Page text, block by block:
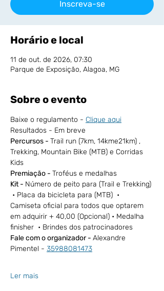
Inscreva-se
Horário e local
11 de out. de 2026, 07:30
Parque de Exposição, Alagoa, MG
Sobre o evento
Baixe o regulamento - Clique aqui
Resultados - Em breve
Percursos - Trail run (7km, 14kme21km) ,
Trekking, Mountain Bike (MTB) e Corridas
Kids
Premiação - Troféus e medalhas
Kit - Número de peito para (Trail e Trekking)
• Placa da bicicleta para (MTB)  •
Camiseta oficial para todos que optarem
em adquirir + 40,00 (Opcional) • Medalha
finisher  • Brindes dos patrocinadores
Fale com o organizador - Alexandre
Pimentel - 35988081473
Ler mais